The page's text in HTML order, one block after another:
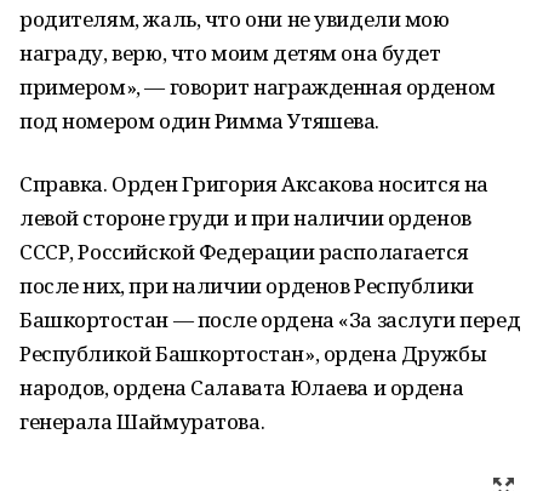
родителям, жаль, что они не увидели мою
награду, верю, что моим детям она будет
примером», — говорит награжденная орденом
под номером один Римма Утяшева.
Справка. Орден Григория Аксакова носится на
левой стороне груди и при наличии орденов
СССР, Российской Федерации располагается
после них, при наличии орденов Республики
Башкортостан — после ордена «За заслуги перед
Республикой Башкортостан», ордена Дружбы
народов, ордена Салавата Юлаева и ордена
генерала Шаймуратова.